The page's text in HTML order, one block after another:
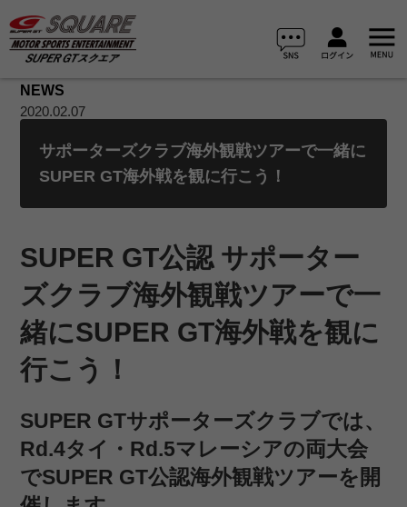
NEWS
2020.02.07
サポーターズクラブ海外観戦ツアーで一緒に
SUPER GT海外戦を観に行こう！
SUPER GT公認 サポーター
ズクラブ海外観戦ツアーで一
緒にSUPER GT海外戦を観に
行こう！
SUPER GTサポーターズクラブでは、
Rd.4タイ・Rd.5マレーシアの両大会
でSUPER GT公認海外観戦ツアーを開